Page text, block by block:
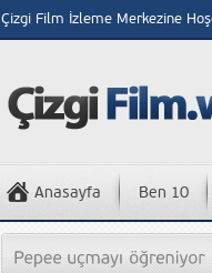
Çizgi Film İzleme Merkezine
Anasayfa Ben 10